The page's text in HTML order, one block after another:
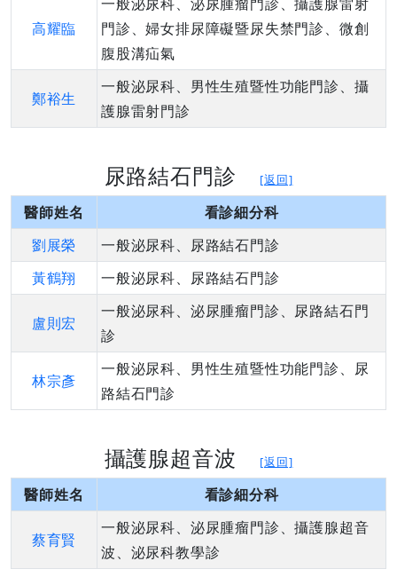
高耀臨
門診、婦女排尿障礙暨尿失禁門診、微創
腹股溝疝氣
鄭裕生
一般泌尿科、男性生殖暨性功能門診、攝
護腺雷射門診
尿路結石門診 [返回]
醫師姓名
看診細分科
劉展榮
一般泌尿科、尿路結石門診
黃鶴翔
一般泌尿科、尿路結石門診
盧則宏
一般泌尿科、泌尿腫瘤門診、尿路結石門
診
林宗彥
一般泌尿科、男性生殖暨性功能門診、尿
路結石門診
攝護腺超音波 [返回]
醫師姓名 看診細分科
蔡育賢
一般泌尿科、泌尿腫瘤門診、攝護腺超音
波、泌尿科教學診